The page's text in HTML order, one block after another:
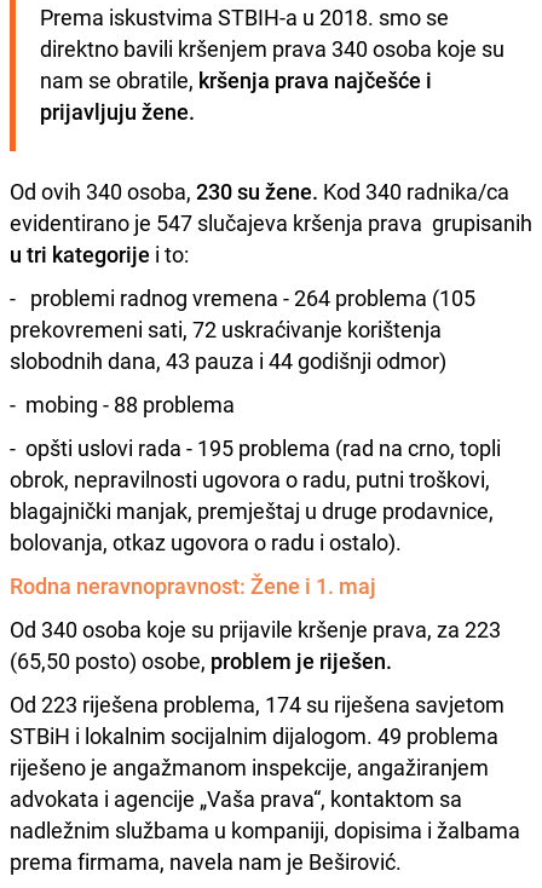
Prema iskustvima STBIH-a u 2018. smo se
direktno bavili kršenjem prava 340 osoba koje su
nam se obratile, kršenja prava najčešće i
prijavljuju žene.
Od ovih 340 osoba, 230 su žene. Kod 340 radnika/ca
evidentirano je 547 slučajeva kršenja prava grupisanih
u tri kategorije i to:
- problemi radnog vremena - 264 problema (105
prekovremeni sati, 72 uskraćivanje korištenja
slobodnih dana, 43 pauza i 44 godišnji odmor)
- mobing - 88 problema
- opšti uslovi rada - 195 problema (rad na crno, topli
obrok, nepravilnosti ugovora o radu, putni troškovi,
blagajnički manjak, premještaj u druge prodavnice,
bolovanja, otkaz ugovora o radu i ostalo).
Rodna neravnopravnost: Žene i 1. maj
Od 340 osoba koje su prijavile kršenje prava, za 223
(65,50 posto) osobe, problem je riješen.
Od 223 riješena problema, 174 su riješena savjetom
STBiH i lokalnim socijalnim dijalogom. 49 problema
riješeno je angažmanom inspekcije, angažiranjem
advokata i agencije „Vaša prava“, kontaktom sa
nadležnim službama u kompaniji, dopisima i žalbama
prema firmama, navela nam je Beširović.